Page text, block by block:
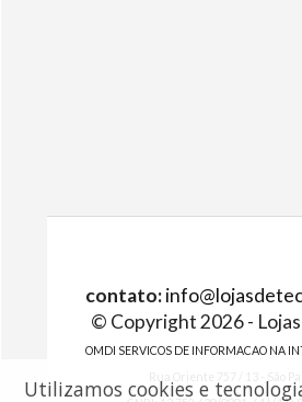
contato:
© Copyright 2026 -
OMDI SERVICOS DE INFORMACAO NA
Utilizamos cookies e